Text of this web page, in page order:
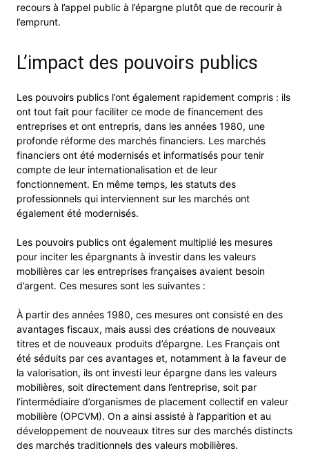
recours à l’appel public à l’épargne plutôt que de recourir à
l’emprunt.
L’impact des pouvoirs publics
Les pouvoirs publics l’ont également rapidement compris : ils
ont tout fait pour faciliter ce mode de financement des
entreprises et ont entrepris, dans les années 1980, une
profonde réforme des marchés financiers. Les marchés
financiers ont été modernisés et informatisés pour tenir
compte de leur internationalisation et de leur
fonctionnement. En même temps, les statuts des
professionnels qui interviennent sur les marchés ont
également été modernisés.
Les pouvoirs publics ont également multiplié les mesures
pour inciter les épargnants à investir dans les valeurs
mobilières car les entreprises françaises avaient besoin
d’argent. Ces mesures sont les suivantes :
À partir des années 1980, ces mesures ont consisté en des
avantages fiscaux, mais aussi des créations de nouveaux
titres et de nouveaux produits d’épargne. Les Français ont
été séduits par ces avantages et, notamment à la faveur de
la valorisation, ils ont investi leur épargne dans les valeurs
mobilières, soit directement dans l’entreprise, soit par
l’intermédiaire d’organismes de placement collectif en valeur
mobilière (OPCVM). On a ainsi assisté à l’apparition et au
développement de nouveaux titres sur des marchés distincts
des marchés traditionnels des valeurs mobilières.